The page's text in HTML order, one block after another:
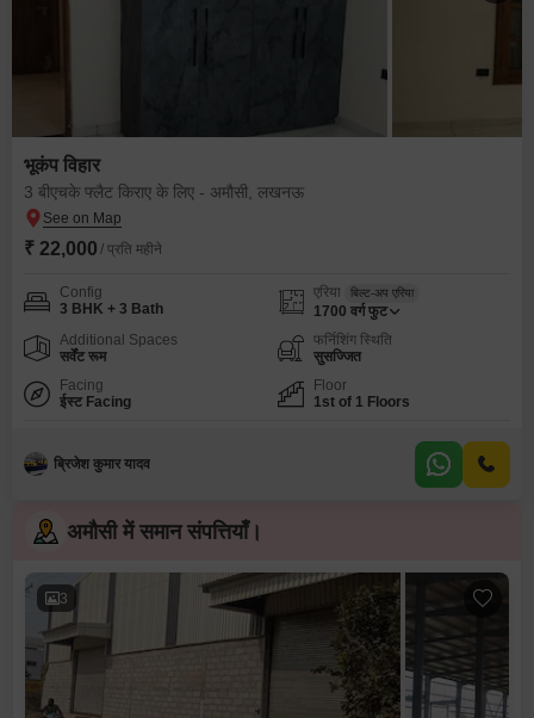
भूकंप विहार
3 बीएचके फ्लैट किराए के लिए - अमौसी, लखनऊ
₹ 22,000 / प्रति महीने
Config
3 BHK + 3 Bath
एरिया बिल्ट-अप एरिया
1700 वर्ग फुट
Additional Spaces
सर्वेंट रूम
फर्निशिंग स्थिति
सुसज्जित
Facing
ईस्ट Facing
Floor
1st of 1 Floors
ब्रिजेश कुमार यादव
अमौसी में समान संपत्तियाँ।
3